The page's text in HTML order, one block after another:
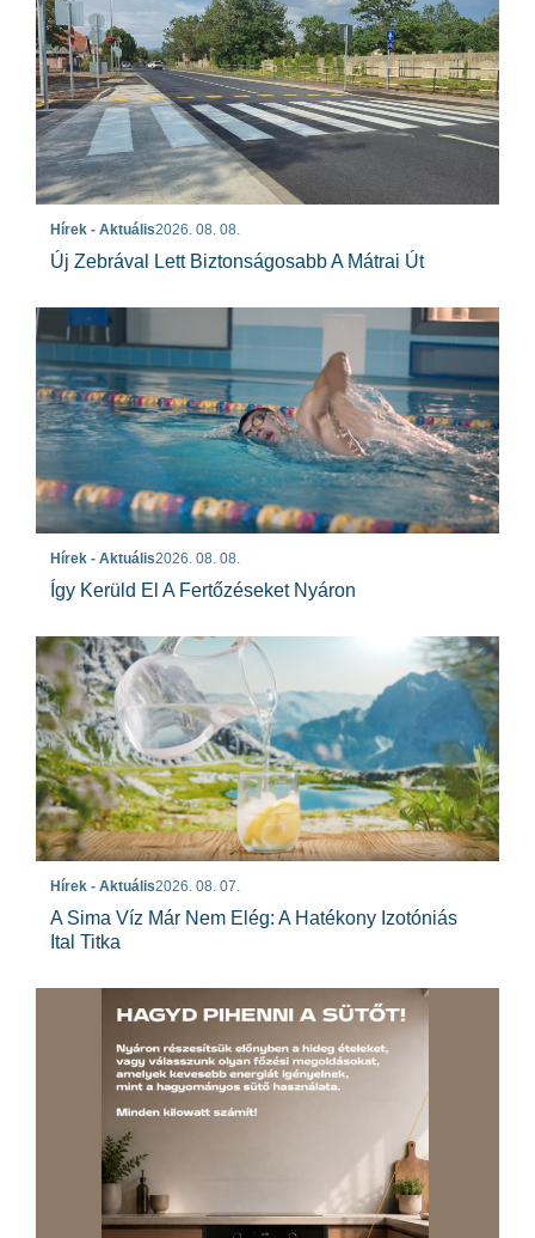
Hírek - Aktuális2026. 08. 08.
Új Zebrával Lett Biztonságosabb A Mátrai Út
Hírek - Aktuális2026. 08. 08.
Így Kerüld El A Fertőzéseket Nyáron
Hírek - Aktuális2026. 08. 07.
A Sima Víz Már Nem Elég: A Hatékony Izotóniás
Ital Titka